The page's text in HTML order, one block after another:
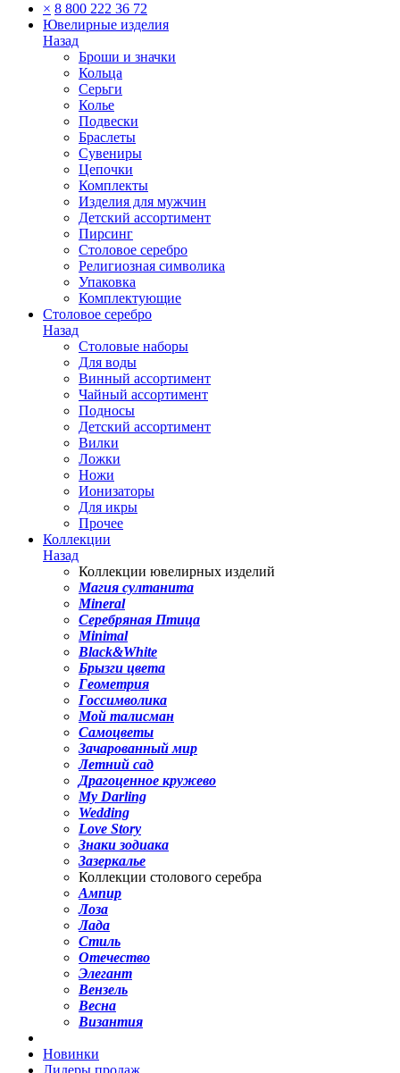
× 8 800 222 36 72
Ювелирные изделия
Назад
Броши и значки
Кольца
Серьги
Колье
Подвески
Браслеты
Сувениры
Цепочки
Комплекты
Изделия для мужчин
Детский ассортимент
Пирсинг
Столовое серебро
Религиозная символика
Упаковка
Комплектующие
Столовое серебро
Назад
Столовые наборы
Для воды
Винный ассортимент
Чайный ассортимент
Подносы
Детский ассортимент
Вилки
Ложки
Ножи
Ионизаторы
Для икры
Прочее
Коллекции
Назад
Коллекции ювелирных изделий
Магия султанита
Mineral
Серебряная Птица
Minimal
Black&White
Брызги цвета
Геометрия
Госсимволика
Мой талисман
Самоцветы
Зачарованный мир
Летний сад
Драгоценное кружево
My Darling
Wedding
Love Story
Знаки зодиака
Зазеркалье
Коллекции столового серебра
Ампир
Лоза
Лада
Стиль
Отечество
Элегант
Вензель
Весна
Византия
Новинки
Лидеры продаж